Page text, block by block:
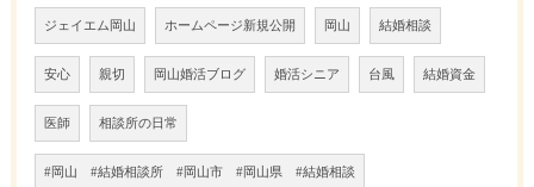
ジェイエム岡山 ホームページ新規公開 岡山 結婚相談
安心 親切 岡山婚活ブログ 婚活シニア 台風 結婚資金
医師 相談所の日常
#岡山 #結婚相談所 #岡山市 #岡山県 #結婚相談